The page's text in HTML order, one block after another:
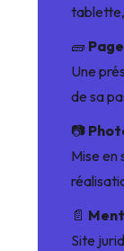
tablette,
🧱
Une
de sa
📷
Mise en
📄
Site